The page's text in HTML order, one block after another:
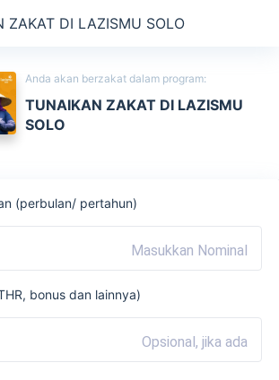
ZAKAT DI LAZISMU SOLO
Anda akan berzakat dalam program:
TUNAIKAN ZAKAT DI LAZISMU
SOLO
(perbulan/ pertahun)
bonus dan lainnya)